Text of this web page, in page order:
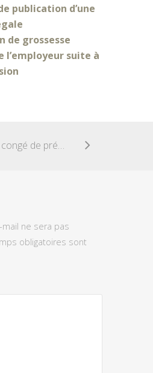
publication d’une
de grossesse
l’employeur suite à
Demande d’un congé de présence parentale
ne sera pas
obligatoires sont